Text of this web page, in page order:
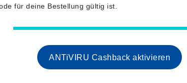
für deine Bestellung gültig ist.
ANTiVIRU Cashback aktivieren